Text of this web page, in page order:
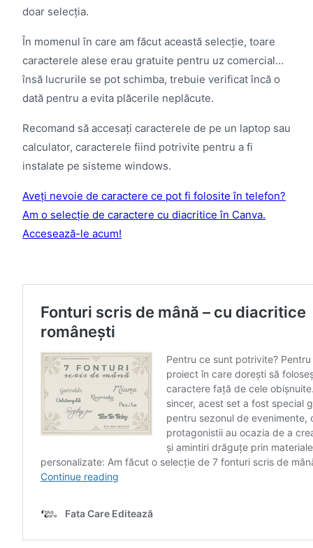
doar selecția.
În momenul în care am făcut această selecție, toare
caracterele alese erau gratuite pentru uz comercial…
însă lucrurile se pot schimba, trebuie verificat încă o
dată pentru a evita plăcerile neplăcute.
Recomand să accesați caracterele de pe un laptop sau
calculator, caracterele fiind potrivite pentru a fi
instalate pe sisteme windows.
Aveți nevoie de caractere ce pot fi folosite în telefon?
Am o selecție de caractere cu diacritice în Canva.
Accesează-le acum!